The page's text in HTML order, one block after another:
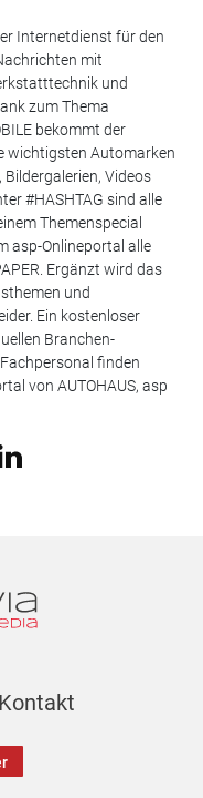
Internetdienst für den
mit
und
zum Thema
bekommt der
wichtigsten Automarken
Videos
#HASHTAG sind alle
Themenspecial
asp-Onlineportal alle
Ergänzt wird das
und
Ein kostenloser
Branchen-
finden
von AUTOHAUS, asp
Kontakt